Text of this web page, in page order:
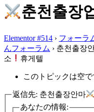
춘천출장
Elementor #514 › フォーラ
んフォーラム › 춘천출장
소
휴게텔
このトピックは空で
返信先: 춘천출장안마
あなたの情報: